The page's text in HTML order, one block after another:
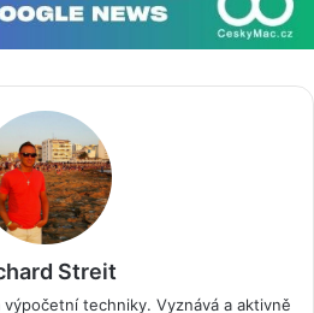
Streit
techniky. Vyznává a aktivně